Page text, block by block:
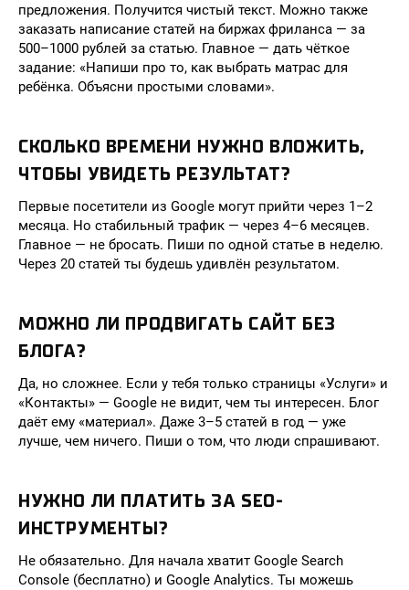
предложения. Получится чистый текст. Можно также
заказать написание статей на биржах фриланса — за
500–1000 рублей за статью. Главное — дать чёткое
задание: «Напиши про то, как выбрать матрас для
ребёнка. Объясни простыми словами».
СКОЛЬКО ВРЕМЕНИ НУЖНО ВЛОЖИТЬ,
ЧТОБЫ УВИДЕТЬ РЕЗУЛЬТАТ?
Первые посетители из Google могут прийти через 1–2
месяца. Но стабильный трафик — через 4–6 месяцев.
Главное — не бросать. Пиши по одной статье в неделю.
Через 20 статей ты будешь удивлён результатом.
МОЖНО ЛИ ПРОДВИГАТЬ САЙТ БЕЗ
БЛОГА?
Да, но сложнее. Если у тебя только страницы «Услуги» и
«Контакты» — Google не видит, чем ты интересен. Блог
даёт ему «материал». Даже 3–5 статей в год — уже
лучше, чем ничего. Пиши о том, что люди спрашивают.
НУЖНО ЛИ ПЛАТИТЬ ЗА SEO-
ИНСТРУМЕНТЫ?
Не обязательно. Для начала хватит Google Search
Console (бесплатно) и Google Analytics. Ты можешь